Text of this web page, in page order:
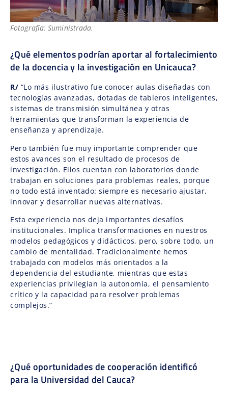
Fotografía: Suministrada.
¿Qué elementos podrían aportar al fortalecimiento
de la docencia y la investigación en Unicauca?
R/ “Lo más ilustrativo fue conocer aulas diseñadas con
tecnologías avanzadas, dotadas de tableros inteligentes,
sistemas de transmisión simultánea y otras
herramientas que transforman la experiencia de
enseñanza y aprendizaje.
Pero también fue muy importante comprender que
estos avances son el resultado de procesos de
investigación. Ellos cuentan con laboratorios donde
trabajan en soluciones para problemas reales, porque
no todo está inventado: siempre es necesario ajustar,
innovar y desarrollar nuevas alternativas.
Esta experiencia nos deja importantes desafíos
institucionales. Implica transformaciones en nuestros
modelos pedagógicos y didácticos, pero, sobre todo, un
cambio de mentalidad. Tradicionalmente hemos
trabajado con modelos más orientados a la
dependencia del estudiante, mientras que estas
experiencias privilegian la autonomía, el pensamiento
crítico y la capacidad para resolver problemas
complejos.”
¿Qué oportunidades de cooperación identificó
para la Universidad del Cauca?